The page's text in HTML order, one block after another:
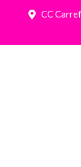
CC